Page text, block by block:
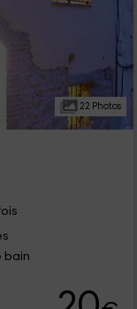
22 Photos
bain